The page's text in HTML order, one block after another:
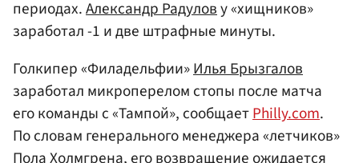
периодах.Александр Радулову «хищников»
заработал -1 и две штрафные минуты.
Голкипер «Филадельфии»Илья Брызгалов
заработал микроперелом стопы после матча
его команды с «Тампой», сообщаетPhilly.com.
По словам генерального менеджера «летчиков»
Пола Холмгрена, его возвращение ожидается